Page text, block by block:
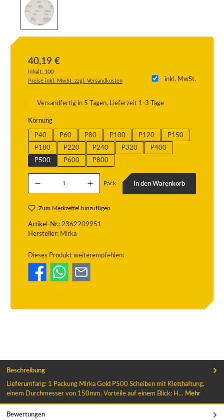
40,19 €
Inhalt: 100
inkl. MwSt.
Preise inkl. MwSt. zzgl. Versandkosten
Versandfertig in 5 Tagen, Lieferzeit 1-3 Tage
Körnungauswählen
P40 P60 P80 P100 P120 P150
P180 P220 P240 P320 P400
P500 P600 P800
Produkt Anzahl: Gib den gewünschten Wert ein oder benutze die Schaltflächen um
Pack In den Warenkorb
Zum Merkzettel hinzufügen
Artikel-Nr.: 2362209951
Hersteller: Mirka
Dieses Produkt weiterempfehlen:
Beschreibung
Lieferumfang: 1 Packung Mirka Gold P500 Scheiben mit Kletthaftung,
einem Durchmesser von 150mm. Vorteile auf einem Blick: H… Mehr
Bewertungen